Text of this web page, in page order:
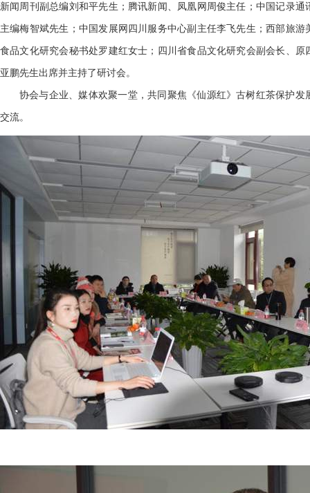
新闻周刊副总编刘和平先生；腾讯新闻、凤凰网周俊主任；中国记录
主编梅智斌先生；中国发展网四川服务中心副主任李飞先生；西部旅
食品文化研究会秘书处罗建红女士；四川省食品文化研究会副会长、原
亚鹏先生出席并主持了研讨会。
协会与企业、媒体欢聚一堂，共同聚焦《仙源红》古树红茶保护发
交流。